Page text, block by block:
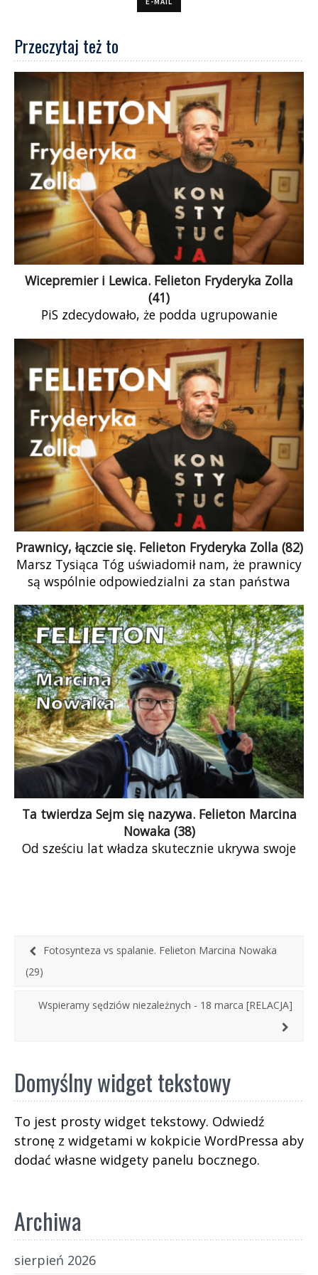
Przeczytaj też to
Wicepremier i Lewica. Felieton Fryderyka Zolla
(41)
PiS zdecydowało, że podda ugrupowanie
w której partyjka Gowina (a z punktu widzenia
legitymacji wyborczej odnoga PiS‑u) […]
Prawnicy, łączcie się. Felieton Fryderyka Zolla (82)
Marsz Tysiąca Tóg uświadomił nam, że prawnicy
są wspólnie odpowiedzialni za stan państwa
Ta twierdza Sejm się nazywa. Felieton Marcina
Nowaka (38)
Od sześciu lat władza skutecznie ukrywa swoje
przekonanych o własnej nieomylności – ludzi,
którzy nie tylko nie potrafią mówić prawdy, ale
klauzulą „ściśle tajne”.
Fotosynteza vs spalanie. Felieton Marcina Nowaka
(29)
Wspieramy sędziów niezależnych - 18 marca [RELACJA]
Domyślny widget tekstowy
To jest prosty widget tekstowy. Odwiedź
stronę z widgetami w kokpicie WordPressa aby
dodać własne widgety panelu bocznego.
Archiwa
sierpień 2026